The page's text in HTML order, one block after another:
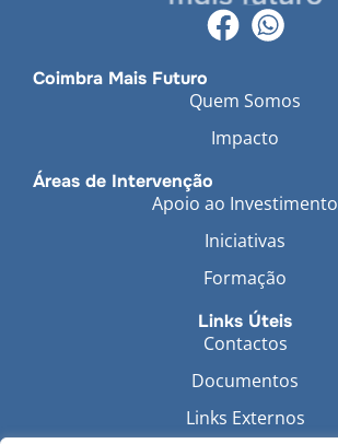
Coimbra Mais Futuro
Quem Somos
Impacto
Áreas de Intervenção
Apoio ao Investimento
Iniciativas
Formação
Links Úteis
Contactos
Documentos
Links Externos